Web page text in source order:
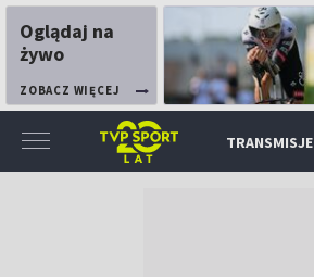
Oglądaj na
żywo
ZOBACZ WIĘCEJ
TRANSMISJE